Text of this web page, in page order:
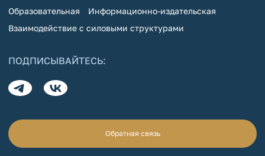
Образовательная
Информационно-издательская
Взаимодействие с силовыми структурами
ПОДПИСЫВАЙТЕСЬ:
Обратная связь